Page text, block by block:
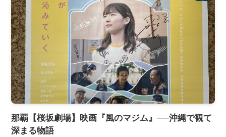
那覇【桜坂劇場】映画『風のマジム』──沖縄で観て
深まる物語